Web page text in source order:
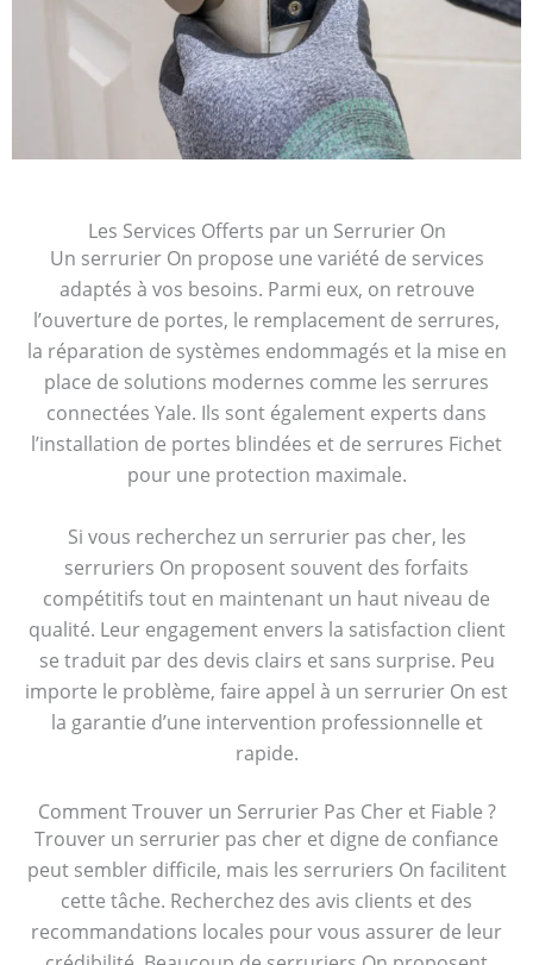
Les Services Offerts par un Serrurier On
Un serrurier On propose une variété de services
adaptés à vos besoins. Parmi eux, on retrouve
l’ouverture de portes, le remplacement de serrures,
la réparation de systèmes endommagés et la mise en
place de solutions modernes comme les serrures
connectées Yale. Ils sont également experts dans
l’installation de portes blindées et de serrures Fichet
pour une protection maximale.
Si vous recherchez un serrurier pas cher, les
serruriers On proposent souvent des forfaits
compétitifs tout en maintenant un haut niveau de
qualité. Leur engagement envers la satisfaction client
se traduit par des devis clairs et sans surprise. Peu
importe le problème, faire appel à un serrurier On est
la garantie d’une intervention professionnelle et
rapide.
Comment Trouver un Serrurier Pas Cher et Fiable ?
Trouver un serrurier pas cher et digne de confiance
peut sembler difficile, mais les serruriers On facilitent
cette tâche. Recherchez des avis clients et des
recommandations locales pour vous assurer de leur